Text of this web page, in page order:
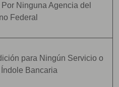
Ninguna Agencia del
Federal
para Ningún Servicio o
Bancaria